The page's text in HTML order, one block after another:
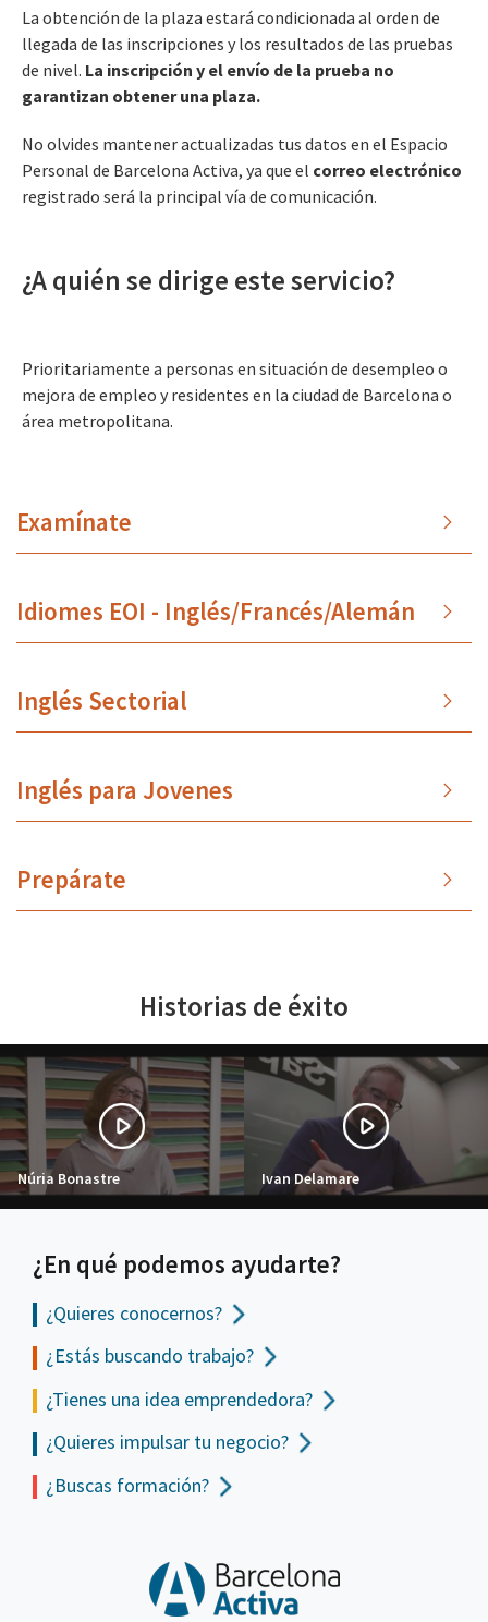
La obtención de la plaza estará condicionada al orden de
llegada de las inscripciones y los resultados de las pruebas
de nivel. La inscripción y el envío de la prueba no
garantizan obtener una plaza.
No olvides mantener actualizadas tus datos en el Espacio
Personal de Barcelona Activa, ya que el correo electrónico
registrado será la principal vía de comunicación.
¿A quién se dirige este servicio?
Prioritariamente a personas en situación de desempleo o
mejora de empleo y residentes en la ciudad de Barcelona o
área metropolitana.
Examínate
Idiomes EOI - Inglés/Francés/Alemán
Inglés Sectorial
Inglés para Jovenes
Prepárate
Historias de éxito
Núria Bonastre Ivan Delamare
¿En qué podemos ayudarte?
¿Quieres conocernos?
¿Estás buscando trabajo?
¿Tienes una idea emprendedora?
¿Quieres impulsar tu negocio?
¿Buscas formación?